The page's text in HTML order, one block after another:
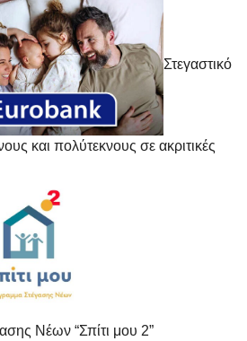
Στεγαστικό
και πολύτεκνους σε ακριτικές
Νέων “Σπίτι μου 2”